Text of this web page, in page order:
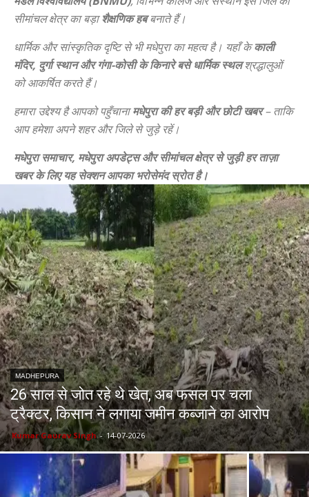
सीमांचल क्षेत्र का बड़ाशैक्षणिक हबबनाते हैं।
धार्मिक और सांस्कृतिक दृष्टि से भी मधेपुरा का महत्व है। यहाँ केकाली
मंदिर, दुर्गा स्थान और गंगा-कोसी के किनारे बसे धार्मिक स्थलश्रद्धालुओं
को आकर्षित करते हैं।
हमारा उद्देश्य है आपको पहुँचानामधेपुरा की हर बड़ी और छोटी खबर– ताकि
आप हमेशा अपने शहर और जिले से जुड़े रहें।
मधेपुरा समाचार, मधेपुरा अपडेट्स और सीमांचल क्षेत्र से जुड़ी हर ताज़ा
खबर के लिए यह सेक्शन आपका भरोसेमंद स्रोत है।
MADHEPURA
26 साल से जोत रहे थे खेत, अब फसल पर चला
ट्रैक्टर, किसान ने लगाया जमीन कब्जाने का आरोप
Kumar Gaurav Singh - 14-07-2026